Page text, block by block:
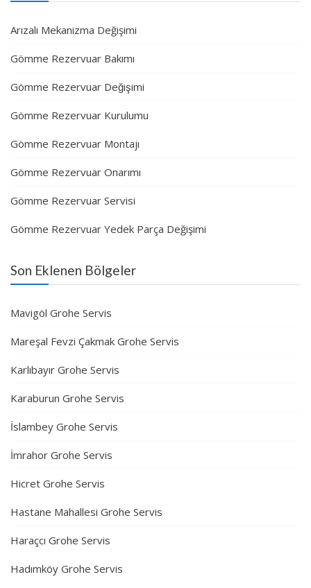
Arızalı Mekanizma Değişimi
Gömme Rezervuar Bakımı
Gömme Rezervuar Değişimi
Gömme Rezervuar Kurulumu
Gömme Rezervuar Montajı
Gömme Rezervuar Onarımı
Gömme Rezervuar Servisi
Gömme Rezervuar Yedek Parça Değişimi
Son Eklenen Bölgeler
Mavigöl Grohe Servis
Mareşal Fevzi Çakmak Grohe Servis
Karlıbayır Grohe Servis
Karaburun Grohe Servis
İslambey Grohe Servis
İmrahor Grohe Servis
Hicret Grohe Servis
Hastane Mahallesi Grohe Servis
Haraçcı Grohe Servis
Hadımköy Grohe Servis